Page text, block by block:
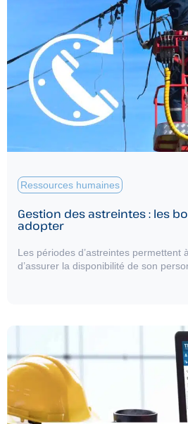
Ressources humaines
Gestion des astreintes : les
adopter
Les périodes d’astreintes permettent
d’assurer la disponibilité de son